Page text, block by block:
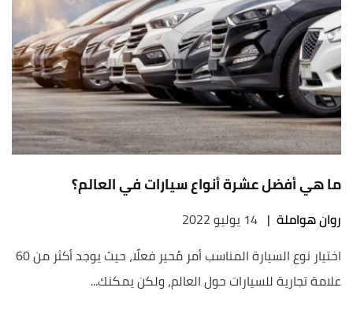
ما هي أفضل عشرة أنواع سيارات في العالم؟
روان هواملة | 14 يوليو 2022
اختيار نوع السيارة المناسب أمر مُحير فعلًا، حيث يوجد أكثر من 60
علامة تجارية للسيارات حول العالم، ولكن يمكنك...